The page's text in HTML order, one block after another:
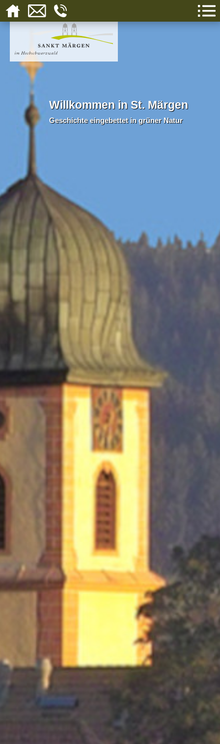
Willkommen in St. Märgen
Geschichte eingebettet in grüner Natur